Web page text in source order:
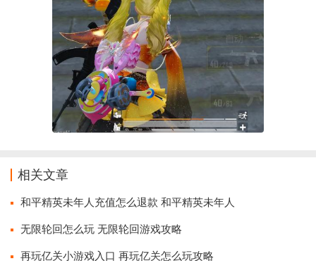
相关文章
和平精英未年人充值怎么退款 和平精英未年人
无限轮回怎么玩 无限轮回游戏攻略
再玩亿关小游戏入口 再玩亿关怎么玩攻略